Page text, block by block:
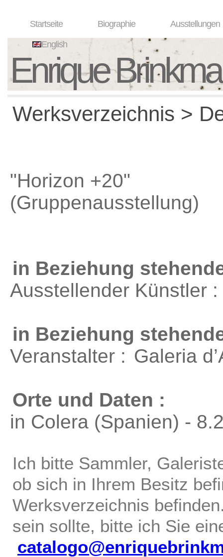
Startseite Biographie Ausstellungen
English
Enrique
Werksverzeichnis >
"Horizon +20"
(Gruppenausstellung)
in Beziehung
Ausstellender Künstler
in Beziehung
Veranstalter : Galeria
Orte und Daten :
in Colera (Spanien) -
Ich bitte Sammler,
ob sich in Ihrem Besitz
Werksverzeichnis
sein sollte, bitte ich Sie